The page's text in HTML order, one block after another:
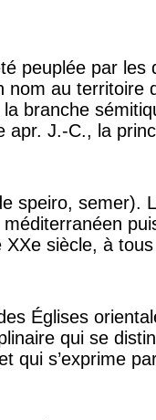
peuplée par les
au territoire
branche
apr. J.-C., la
speiro, semer).
siècle, à
Églises
qui se
qui s’exprime